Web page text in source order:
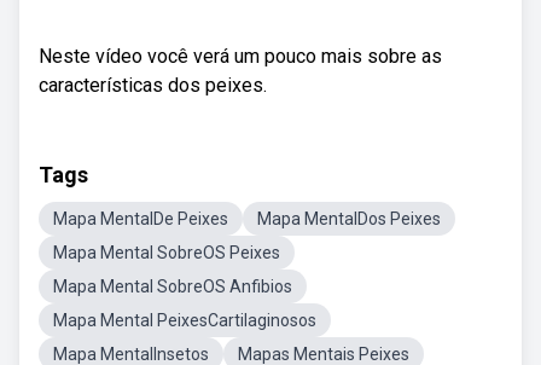
Neste vídeo você verá um pouco mais sobre as
características dos peixes.
Tags
Mapa MentalDe Peixes
Mapa MentalDos Peixes
Mapa Mental SobreOS Peixes
Mapa Mental SobreOS Anfibios
Mapa Mental PeixesCartilaginosos
Mapa MentalInsetos
Mapas Mentais Peixes